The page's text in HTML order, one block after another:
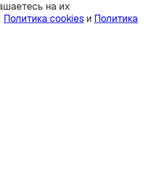
на их
Политика cookies и Политика